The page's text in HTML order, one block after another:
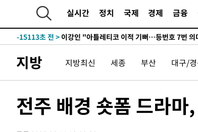
실시간 정치 국제 경제 금융
한민수·김용 순
-16297초 전 >
[속보]김민석, 與 전대 당원투표 누적 득표율
청래 44.56%
-15579초 전 >
42.08%·宋 10.17%
-15113초 전 > 이강인 "아틀레티코 이적 기뻐…등번호 7번 의
-8822초 전 >
낮 최고 35도 '무더위'…동해안 시간당 30㎜ '
-8092초 전 >[속보]이강인 "감독님이 원하는 마음 느꼈고, 많
-6843초 전 >
온열질환 사망자 3명 늘어…누적 환자 3000명
지방 지방최신 세종 부산 대구/
전주 배경 숏폼 드라